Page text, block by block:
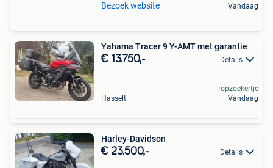
Bezoek website Vandaag
Yahama Tracer 9 Y-AMT met garantie
€ 13.750,- Details
Hasselt
Topzoekertje
Vandaag
Harley-Davidson
€ 23.500,- Details